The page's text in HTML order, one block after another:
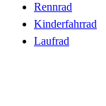
Rennrad
Kinderfahrrad
Laufrad